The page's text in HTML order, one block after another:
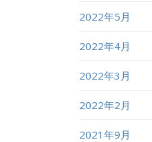
2022年5月
2022年4月
2022年3月
2022年2月
2021年9月